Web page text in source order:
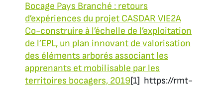
Bocage Pays Branché : retours
d’expériences du projet CASDAR VIE2A
Co-construire à l’échelle de l’exploitation
de l’EPL, un plan innovant de valorisation
des éléments arborés associant les
apprenants et mobilisable par les
territoires bocagers, 2019[1] https://rmt-